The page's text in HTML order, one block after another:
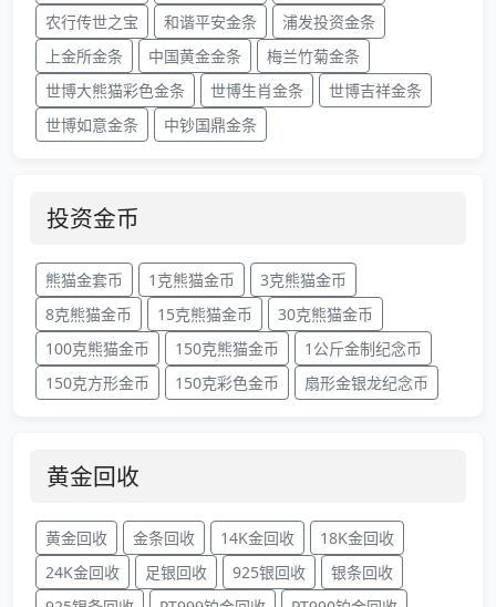
农行传世之宝
和谐平安金条
浦发投资金条
上金所金条
中国黄金金条
梅兰竹菊金条
世博大熊猫彩色金条
世博生肖金条
世博吉祥金条
世博如意金条
中钞国鼎金条
投资金币
熊猫金套币 1克熊猫金币
3克熊猫金币
8克熊猫金币
15克熊猫金币
30克熊猫金币
100克熊猫金币
150克熊猫金币
1公斤金制纪念币
150克方形金币
150克彩色金币 扇形金银龙纪念币
黄金回收
黄金回收 金条回收 14K金回收
18K金回收
24K金回收
足银回收 925银回收
银条回收